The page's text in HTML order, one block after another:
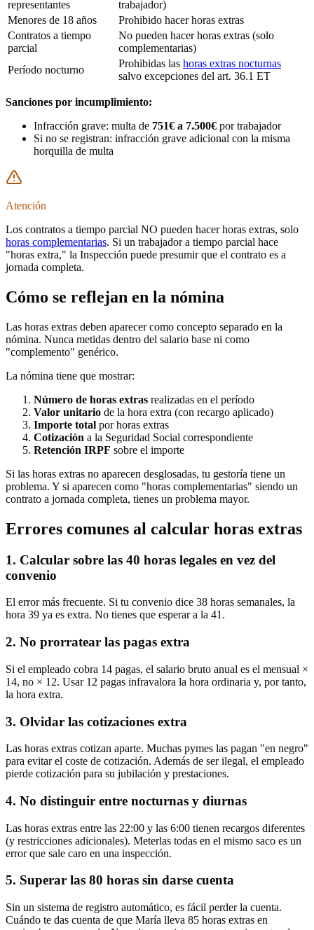
representantes
trabajador)
Menores de 18 años
Prohibido hacer horas extras
Contratos a tiempo
parcial
No pueden hacer horas extras (solo
complementarias)
Período nocturno
Prohibidas las horas extras nocturnas
salvo excepciones del art. 36.1 ET
Sanciones por incumplimiento:
Infracción grave: multa de 751€ a 7.500€ por trabajador
Si no se registran: infracción grave adicional con la misma
horquilla de multa
Atención
Los contratos a tiempo parcial NO pueden hacer horas extras, solo
horas complementarias. Si un trabajador a tiempo parcial hace
"horas extra," la Inspección puede presumir que el contrato es a
jornada completa.
Cómo se reflejan en la nómina
Las horas extras deben aparecer como concepto separado en la
nómina. Nunca metidas dentro del salario base ni como
"complemento" genérico.
La nómina tiene que mostrar:
Número de horas extras realizadas en el período
Valor unitario de la hora extra (con recargo aplicado)
Importe total por horas extras
Cotización a la Seguridad Social correspondiente
Retención IRPF sobre el importe
Si las horas extras no aparecen desglosadas, tu gestoría tiene un
problema. Y si aparecen como "horas complementarias" siendo un
contrato a jornada completa, tienes un problema mayor.
Errores comunes al calcular horas extras
1. Calcular sobre las 40 horas legales en vez del
convenio
El error más frecuente. Si tu convenio dice 38 horas semanales, la
hora 39 ya es extra. No tienes que esperar a la 41.
2. No prorratear las pagas extra
Si el empleado cobra 14 pagas, el salario bruto anual es el mensual ×
14, no × 12. Usar 12 pagas infravalora la hora ordinaria y, por tanto,
la hora extra.
3. Olvidar las cotizaciones extra
Las horas extras cotizan aparte. Muchas pymes las pagan "en negro"
para evitar el coste de cotización. Además de ser ilegal, el empleado
pierde cotización para su jubilación y prestaciones.
4. No distinguir entre nocturnas y diurnas
Las horas extras entre las 22:00 y las 6:00 tienen recargos diferentes
(y restricciones adicionales). Meterlas todas en el mismo saco es un
error que sale caro en una inspección.
5. Superar las 80 horas sin darse cuenta
Sin un sistema de registro automático, es fácil perder la cuenta.
Cuándo te das cuenta de que María lleva 85 horas extras en